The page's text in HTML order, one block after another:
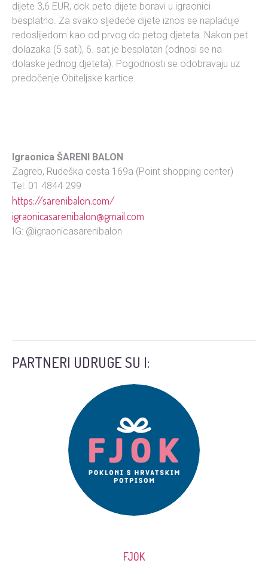
dijete 3,6 EUR, dok peto dijete boravi u igraonici
besplatno. Za svako sljedeće dijete iznos se naplaćuje
redoslijedom kao od prvog do petog djeteta. Nakon pet
dolazaka (5 sati), 6. sat je besplatan (odnosi se na
dolaske jednog djeteta). Pogodnosti se odobravaju uz
predočenje Obiteljske kartice.
Igraonica ŠARENI BALON
Zagreb, Rudeška cesta 169a (Point shopping center)
Tel: 01 4844 299
https://sarenibalon.com/
igraonicasarenibalon@gmail.com
IG: @igraonicasarenibalon
PARTNERI UDRUGE SU I:
FJOK